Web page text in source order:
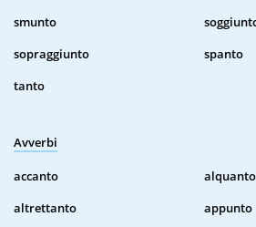
smunto
sopraggiunto
spanto
tanto
Avverbi
accanto
alquanto
altrettanto
appunto